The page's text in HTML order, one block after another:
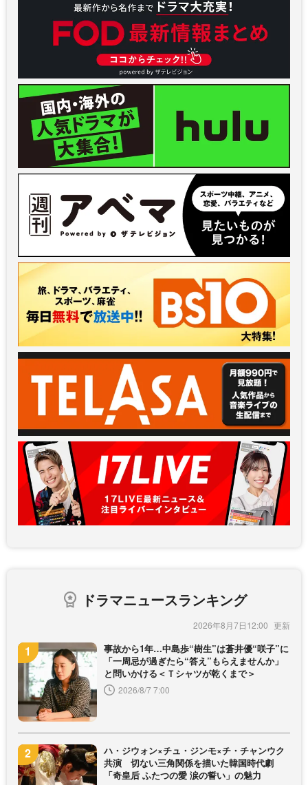
ドラマニュースランキング
2026年8月7日12:00
事故から1年…中島歩“樹生”は蒼井優“咲子”に
「一周忌が過ぎたら“答え”もらえませんか」
と問いかける＜Ｔシャツが乾くまで＞
2026/8/7 7:00
ハ・ジウォン×チュ・ジンモ×チ・チャンウク
共演 切ない三角関係を描いた韓国時代劇
「奇皇后 ふたつの愛 涙の誓い」の魅力